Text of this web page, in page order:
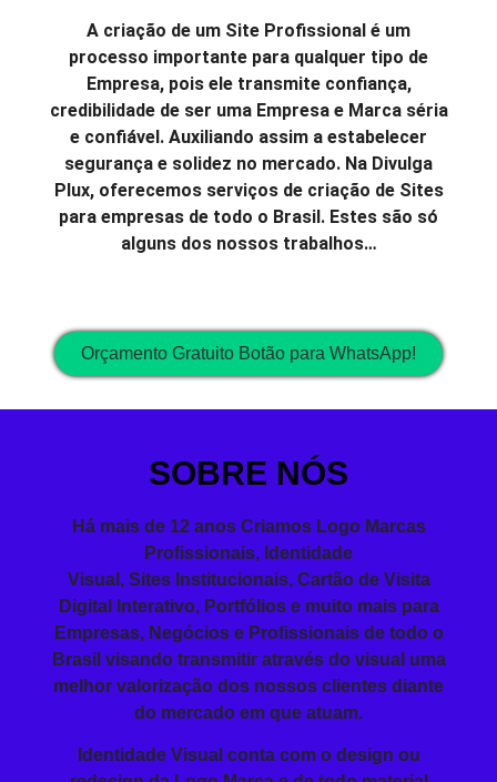
A criação de um Site Profissional é um
processo importante para qualquer tipo de
Empresa, pois ele transmite confiança,
credibilidade de ser uma Empresa e Marca séria
e confiável. Auxiliando assim a estabelecer
segurança e solidez no mercado. Na Divulga
Plux, oferecemos serviços de criação de Sites
para empresas de todo o Brasil. Estes são só
alguns dos nossos trabalhos…
Orçamento Gratuito Botão para WhatsApp!
SOBRE NÓS
Há mais de 12 anos Criamos Logo Marcas
Profissionais, Identidade
Visual , SitesInstitucionais, Cartão de Visita
Digital Interativo, Portfólios e muito mais para
Empresas, Negócios e Profissionais de todo o
Brasil visando transmitir através do visual uma
melhor valorização dos nossos clientes diante
do mercado em que atuam.
Identidade Visual conta com o design ou